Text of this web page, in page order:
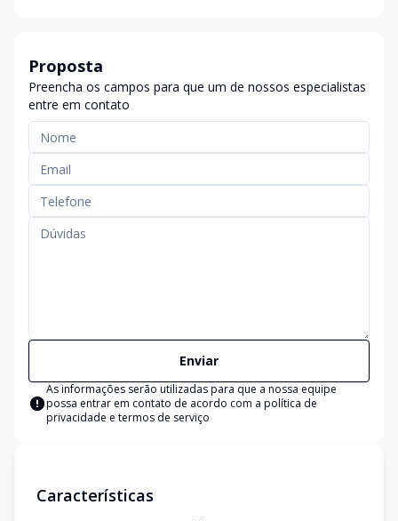
Proposta
Preencha os campos para que um de nossos especialistas
entre em contato
Enviar
As informações serão utilizadas para que a nossa equipe
possa entrar em contato de acordo com a política de
privacidade e termos de serviço
Características